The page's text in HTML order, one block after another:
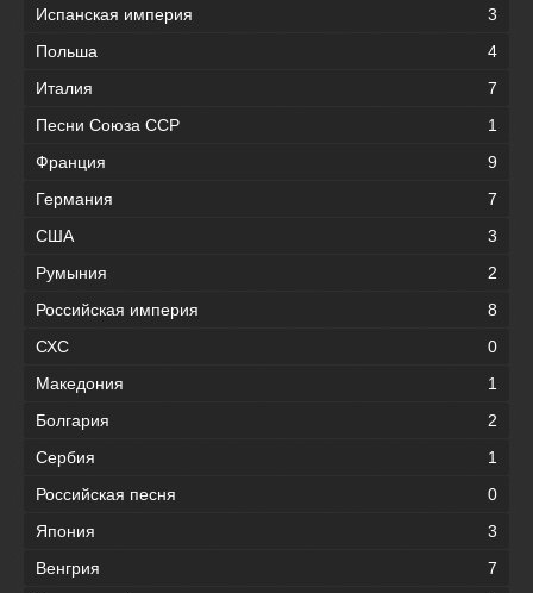
Испанская империя
3
Польша
4
Италия
7
Песни Союза ССР
1
Франция
9
Германия
7
США
3
Румыния
2
Российская империя
8
СХС
0
Македония
1
Болгария
2
Сербия
1
Российская песня
0
Япония
3
Венгрия
7